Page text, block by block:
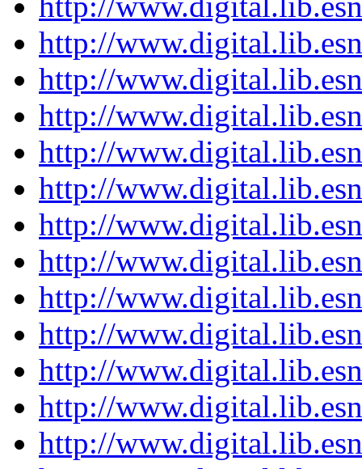
http://
http://
http://
http://
http://
http://
http://
http://
http://
http://
http://
http://